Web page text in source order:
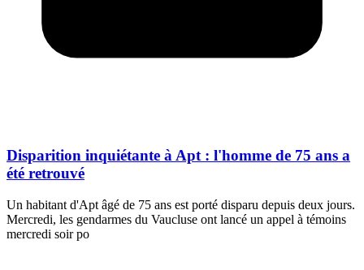
Disparition inquiétante à Apt : l'homme de 75 ans a
été retrouvé
Un habitant d'Apt âgé de 75 ans est porté disparu depuis deux jours.
Mercredi, les gendarmes du Vaucluse ont lancé un appel à témoins
mercredi soir po